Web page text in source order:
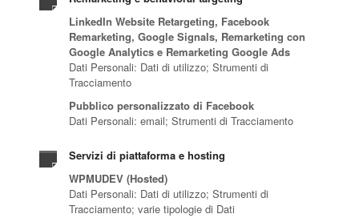
LinkedIn Website Retargeting, Facebook
Remarketing, Google Signals, Remarketing con
Google Analytics e Remarketing Google Ads
Dati Personali: Dati di utilizzo; Strumenti di
Tracciamento
Pubblico personalizzato di Facebook
Dati Personali: email; Strumenti di Tracciamento
Servizi di piattaforma e hosting
WPMUDEV (Hosted)
Dati Personali: Dati di utilizzo; Strumenti di
Tracciamento; varie tipologie di Dati